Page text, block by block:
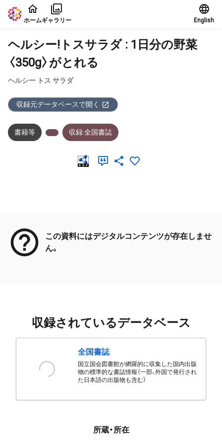
本文に飛ぶ
ホームギャラリー English
ヘルシー!トスサラダ : 1日分の野菜
〈350g〉がとれる
ヘルシー トス サラダ
収録元データベースで開く
書籍等 収録:全国書誌
この資料にはデジタルコンテンツが存在しませ
ん。
収録されているデータベース
全国書誌
国立国会図書館が網羅的に収集した国内出版
物の標準的な書誌情報（一部、外国で発行され
た日本語の出版物も含む）
所蔵・所在